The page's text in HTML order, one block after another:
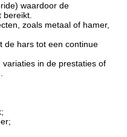
waardoor de
zoals metaal of hamer,
de hars tot een continue
in de prestaties of